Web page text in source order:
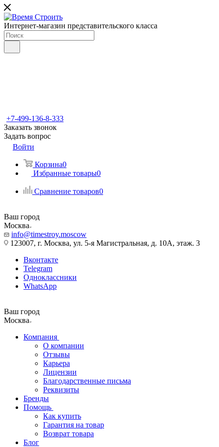
Интернет-магазин представительского класса
+7-499-136-8-333
Заказать звонок
Задать вопрос
Войти
Корзина0
Избранные товары0
Сравнение товаров0
Ваш город
Москва
info@timestroy.moscow
123007, г. Москва, ул. 5-я Магистральная, д. 10А, этаж. 3
Вконтакте
Telegram
Одноклассники
WhatsApp
Ваш город
Москва
Компания
О компании
Отзывы
Карьера
Лицензии
Благодарственные письма
Реквизиты
Бренды
Помощь
Как купить
Гарантия на товар
Возврат товара
Блог